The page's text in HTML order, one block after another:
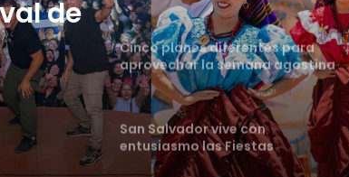
de
San Salvador vive con
entusiasmo las Fiestas
Agostinas
Oriente espera a los viajeros
estas vacaciones agostinas